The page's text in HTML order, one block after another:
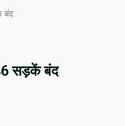
बंद
सड़कें बंद